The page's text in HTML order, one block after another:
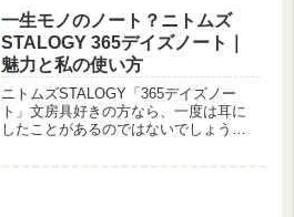
けば、自宅のあちこちにマスキングテ
ープや付箋、シール、ノート、...
一生モノのノート？ニトムズ
STALOGY 365デイズノート｜
魅力と私の使い方
ニトムズSTALOGY「365デイズノー
ト」文房具好きの方なら、一度は耳に
したことがあるのではないでしょう